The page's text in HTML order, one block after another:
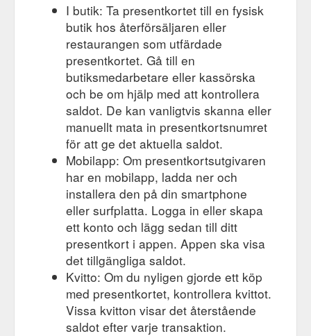
I butik: Ta presentkortet till en fysisk
butik hos återförsäljaren eller
restaurangen som utfärdade
presentkortet. Gå till en
butiksmedarbetare eller kassörska
och be om hjälp med att kontrollera
saldot. De kan vanligtvis skanna eller
manuellt mata in presentkortsnumret
för att ge det aktuella saldot.
Mobilapp: Om presentkortsutgivaren
har en mobilapp, ladda ner och
installera den på din smartphone
eller surfplatta. Logga in eller skapa
ett konto och lägg sedan till ditt
presentkort i appen. Appen ska visa
det tillgängliga saldot.
Kvitto: Om du nyligen gjorde ett köp
med presentkortet, kontrollera kvittot.
Vissa kvitton visar det återstående
saldot efter varje transaktion.